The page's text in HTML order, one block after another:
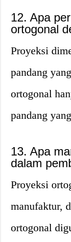
12. Apa
ortogonal
Proyeksi
pandang
ortogonal
pandang
13. Apa
dalam
Proyeksi
manufaktur,
ortogonal